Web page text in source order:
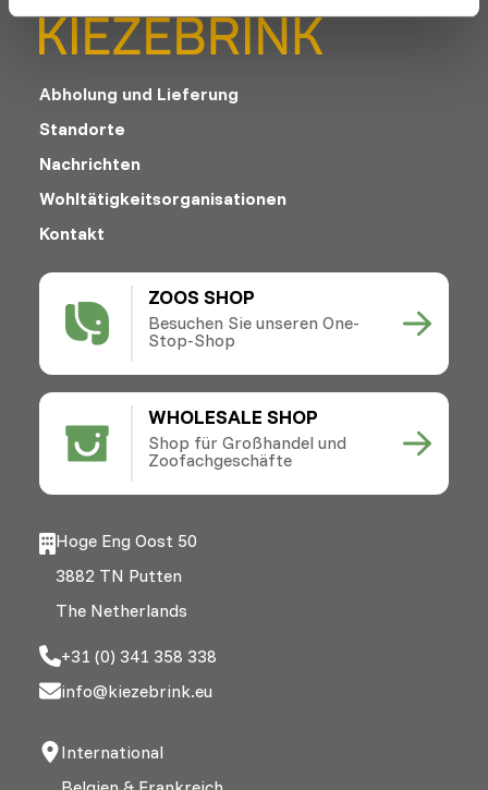
ZOOS SHOP
Besuchen Sie unseren One-
Stop-Shop
WHOLESALE SHOP
Shop für Großhandel und
Zoofachgeschäfte
Abholung und Lieferung
Standorte
Nachrichten
Wohltätigkeitsorganisationen
Kontakt
Hoge Eng Oost 50
3882 TN Putten
The Netherlands
+31 (0) 341 358 338
info@kiezebrink.eu
International